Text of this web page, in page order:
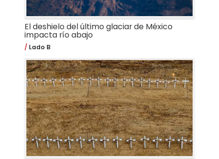
El deshielo del último glaciar de México
impacta río abajo
Lado B